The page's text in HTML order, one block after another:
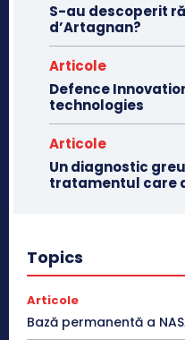
S-au descoperit
d’Artagnan?
Articole
Defence
technologies
Articole
Un diagnostic
tratamentul care
Topics
Articole
Bază permanentă a